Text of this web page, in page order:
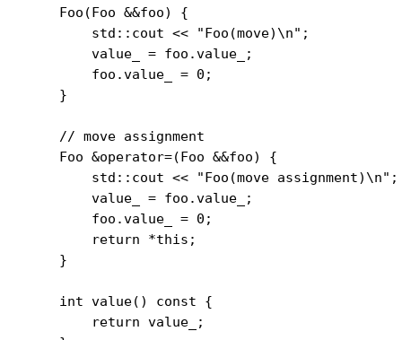
    Foo(Foo &&foo) {
        std::cout << "Foo(move)\n";
        value_ = foo.value_;
        foo.value_ = 0;
    }
    // move assignment
    Foo &operator=(Foo &&foo) {
        std::cout << "Foo(move assignment)\n";
        value_ = foo.value_;
        foo.value_ = 0;
        return *this;
    }
    int value() const {
        return value_;